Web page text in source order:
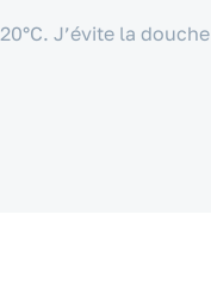
J’évite la douche